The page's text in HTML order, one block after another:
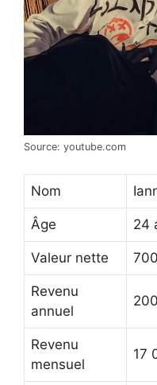
Source: youtube.com
Nom
Âge 24
Valeur nette
Revenu
annuel
Revenu
mensuel
17